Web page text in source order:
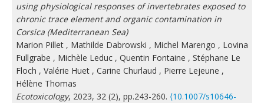
using physiological responses of invertebrates exposed to
chronic trace element and organic contamination in
Corsica (Mediterranean Sea)
Marion Pillet , Mathilde Dabrowski , Michel Marengo , Lovina
Fullgrabe , Michèle Leduc , Quentin Fontaine , Stéphane Le
Floch , Valérie Huet , Carine Churlaud , Pierre Lejeune ,
Hélène Thomas
Ecotoxicology, 2023, 32 (2), pp.243-260. ⟨10.1007/s10646-